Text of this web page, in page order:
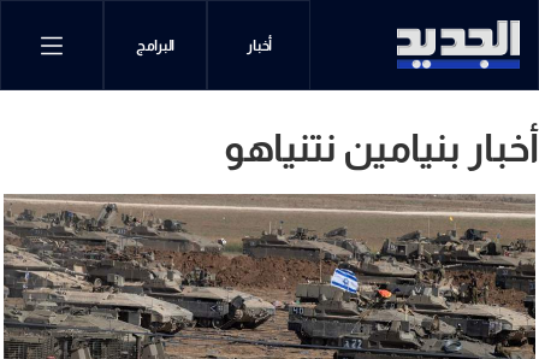
أخبار البرامج
أخبار بنيامين نتنياهو